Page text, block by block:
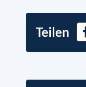
Teilen